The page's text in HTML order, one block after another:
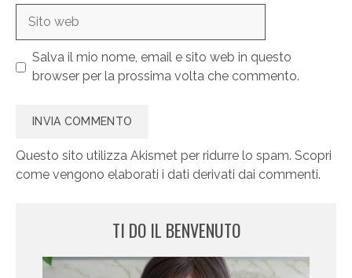
Salva il mio nome, email e sito web in questo
browser per la prossima volta che commento.
Questo sito utilizza Akismet per ridurre lo spam. Scopri
come vengono elaborati i dati derivati dai commenti.
TI DO IL BENVENUTO